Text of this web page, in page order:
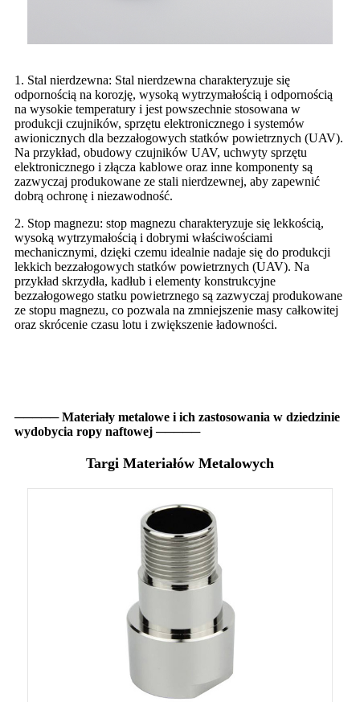
1. Stal nierdzewna: Stal nierdzewna charakteryzuje się
odpornością na korozję, wysoką wytrzymałością i odpornością
na wysokie temperatury i jest powszechnie stosowana w
produkcji czujników, sprzętu elektronicznego i systemów
awionicznych dla bezzałogowych statków powietrznych (UAV).
Na przykład, obudowy czujników UAV, uchwyty sprzętu
elektronicznego i złącza kablowe oraz inne komponenty są
zazwyczaj produkowane ze stali nierdzewnej, aby zapewnić
dobrą ochronę i niezawodność.
2. Stop magnezu: stop magnezu charakteryzuje się lekkością,
wysoką wytrzymałością i dobrymi właściwościami
mechanicznymi, dzięki czemu idealnie nadaje się do produkcji
lekkich bezzałogowych statków powietrznych (UAV). Na
przykład skrzydła, kadłub i elementy konstrukcyjne
bezzałogowego statku powietrznego są zazwyczaj produkowane
ze stopu magnezu, co pozwala na zmniejszenie masy całkowitej
oraz skrócenie czasu lotu i zwiększenie ładowności.
───── Materiały metalowe i ich zastosowania w dziedzinie
wydobycia ropy naftowej ─────
Targi Materiałów Metalowych